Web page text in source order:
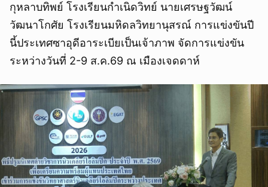
กุหลาบทิพย์ โรงเรียนกำเนิดวิทย์ นายเศรษฐวัฒน์
วัฒนาโกศัย โรงเรียนมหิดลวิทยานุสรณ์ การแข่งขันปี
นี้ประเทศซาอุดีอาระเบียเป็นเจ้าภาพ จัดการแข่งขัน
ระหว่างวันที่ 2-9 ส.ค.69 ณ เมืองเจดดาห์